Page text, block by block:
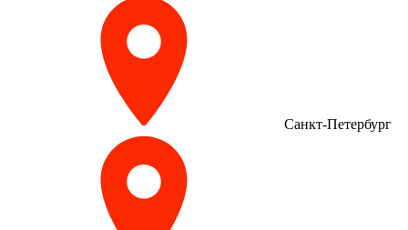
Санкт-Петербург